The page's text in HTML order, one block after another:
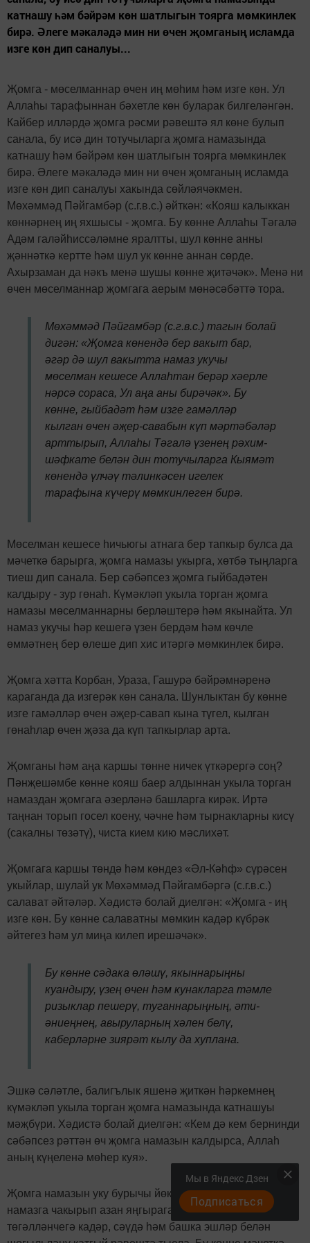
катнашу һәм бәйрәм көн шатлыгын тоярга мөмкинлек
бирә. Әлеге мәкаләдә мин ни өчен җомганың исламда
изге көн дип саналуы...
Җомга - мөселманнар өчен иң мөһим һәм изге көн. Ул
Аллаһы тарафыннан бәхетле көн буларак билгеләнгән.
Кайбер илләрдә җомга рәсми рәвештә ял көне булып
санала, бу исә дин тотучыларга җомга намазында
катнашу һәм бәйрәм көн шатлыгын тоярга мөмкинлек
бирә. Әлеге мәкаләдә мин ни өчен җомганың исламда
изге көн дип саналуы хакында сөйләячәкмен.
Мөхәммәд Пәйгамбәр (с.г.в.с.) әйткән: «Кояш калыккан
көннәрнең иң яхшысы - җомга. Бу көнне Аллаһы Тәгалә
Адәм галәйһиссәләмне яралтты, шул көнне анны
җәннәткә кертте һәм шул ук көнне аннан сөрде.
Ахырзаман да нәкъ менә шушы көнне җитәчәк». Менә ни
өчен мөселманнар җомгага аерым мөнәсәбәттә тора.
Мөхәммәд Пәйгамбәр (с.г.в.с.) тагын болай
дигән: «Җомга көнендә бер вакыт бар,
әгәр дә шул вакытта намаз укучы
мөселман кешесе Аллаһтан берәр хәерле
нәрсә сораса, Ул аңа аны бирәчәк». Бу
көнне, гыйбадәт һәм изге гамәлләр
кылган өчен әҗер-савабын күп мәртәбәләр
арттырып, Аллаһы Тәгалә үзенең рәхим-
шәфкате белән дин тотучыларга Кыямәт
көнендә үлчәү тәлинкәсен игелек
тарафына күчерү мөмкинлеген бирә.
Мөселман кешесе һичьюгы атнага бер тапкыр булса да
мәчеткә барырга, җомга намазы укырга, хөтбә тыңларга
тиеш дип санала. Бер сәбәпсез җомга гыйбадәтен
калдыру - зур гөнаһ. Күмәкләп укыла торган җомга
намазы мөселманнарны берләштерә һәм якынайта. Ул
намаз укучы һәр кешегә үзен бердәм һәм көчле
өммәтнең бер өлеше дип хис итәргә мөмкинлек бирә.
Җомга хәтта Корбан, Ураза, Гашурә бәйрәмнәренә
караганда да изгерәк көн санала. Шунлыктан бу көнне
изге гамәлләр өчен әҗер-савап кына түгел, кылган
гөнаһлар өчен җәза да күп тапкырлар арта.
Җомганы һәм аңа каршы төнне ничек үткәрергә соң?
Пәнҗешәмбе көнне кояш баер алдыннан укыла торган
намаздан җомгага әзерләнә башларга кирәк. Иртә
таңнан торып госел коену, чәчне һәм тырнакларны кисү
(сакалны төзәтү), чиста кием кию мәслихәт.
Җомгага каршы төндә һәм көндез «Әл-Кәһф» сүрәсен
укыйлар, шулай ук Мөхәммәд Пәйгамбәргә (с.г.в.с.)
салават әйтәләр. Хәдистә болай диелгән: «Җомга - иң
изге көн. Бу көнне салаватны мөмкин кадәр күбрәк
әйтегез һәм ул миңа килеп ирешәчәк».
Бу көнне сәдака өләшү, якыннарыңны
куандыру, үзең өчен һәм кунакларга тәмле
ризыклар пешерү, туганнарыңның, әти-
әниеңнең, авыруларның хәлен белү,
каберләрне зиярәт кылу да хуплана.
Эшкә сәләтле, балигълык яшенә җиткән һәркемнең
күмәкләп укыла торган җомга намазында катнашуы
мәҗбүри. Хәдистә болай диелгән: «Кем дә кем бернинди
сәбәпсез рәттән өч җомга намазын калдырса, Аллаһ
аның күңеленә мөһер куя».
Җомга намазын уку бурычы йөкләнгән кешеләргә,
намазга чакырып азан яңгыраганнан соң һәм гыйбадәт
төгәлләнчегә кадәр, сәүдә һәм башка эшләр белән
Мы в Яндекс Дзен
Подписаться